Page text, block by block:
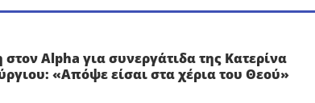
Alpha για συνεργάτιδα της Κατερίνα
«Απόψε είσαι στα χέρια του Θεού»